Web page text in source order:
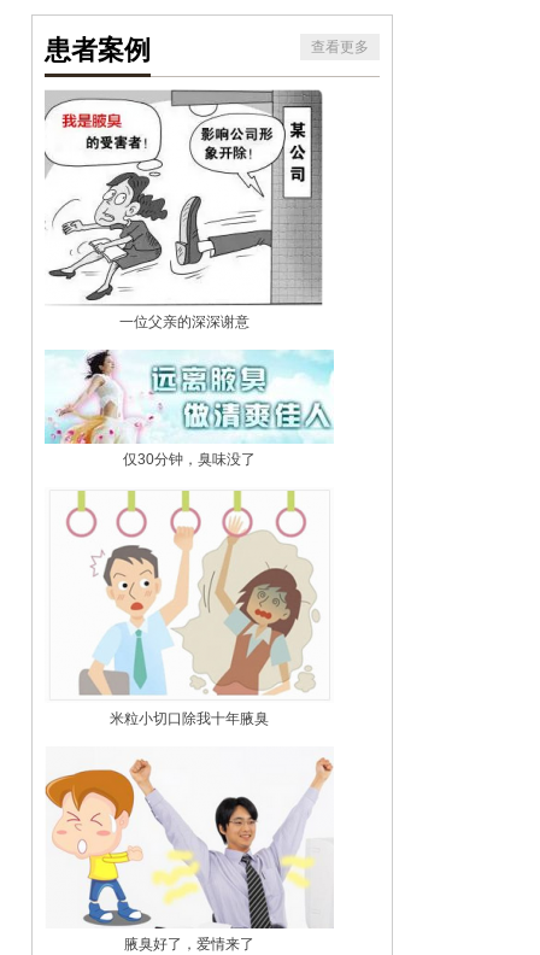
患者案例 查看更多
一位父亲的深深谢意
仅30分钟，臭味没了
米粒小切口除我十年腋臭
腋臭好了，爱情来了